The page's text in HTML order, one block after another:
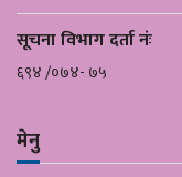
सूचना विभाग दर्ता नंः
६९४ /०७४- ७५
मेनु